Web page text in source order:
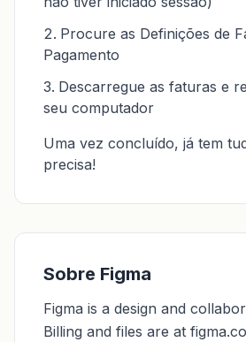
Procure as Definições de
Pagamento
Descarregue as faturas e
seu computador
Uma vez concluído, já tem
precisa!
Sobre Figma
Figma is a design and
Billing and files are at